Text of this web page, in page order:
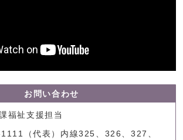
お問い合わせ
福祉支援担当
（代表）内線325、326、327、